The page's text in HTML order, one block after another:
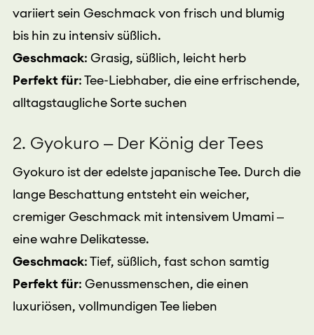
variiert sein Geschmack von frisch und blumig
bis hin zu intensiv süßlich.
Geschmack: Grasig, süßlich, leicht herb
Perfekt für: Tee-Liebhaber, die eine erfrischende,
alltagstaugliche Sorte suchen
2. Gyokuro – Der König der Tees
Gyokuro ist der edelste japanische Tee. Durch die
lange Beschattung entsteht ein weicher,
cremiger Geschmack mit intensivem Umami –
eine wahre Delikatesse.
Geschmack: Tief, süßlich, fast schon samtig
Perfekt für: Genussmenschen, die einen
luxuriösen, vollmundigen Tee lieben